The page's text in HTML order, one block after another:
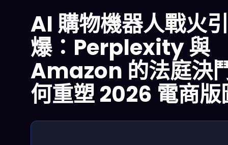
AI 購物機器人戰火引
爆：Perplexity 與
Amazon 的法庭決
何重塑 2026 電商版